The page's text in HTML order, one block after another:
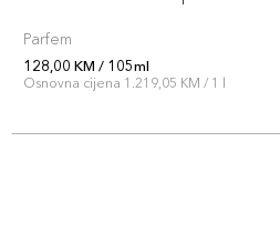
Parfem
128,00 KM / 105ml
Osnovna cijena 1.219,05 KM / 1 l